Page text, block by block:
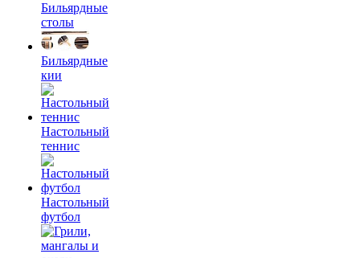
Бильярдные
столы
Бильярдные
кии
Настольный
теннис
Настольный
футбол